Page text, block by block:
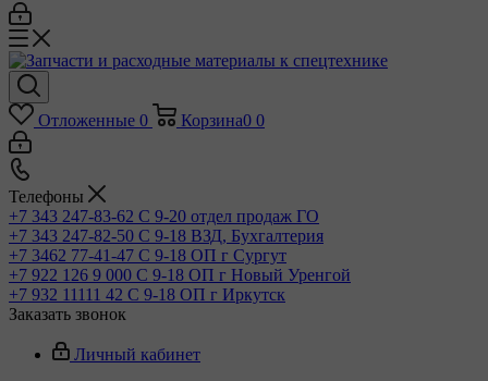
Отложенные 0 Корзина0 0
Телефоны
+7 343 247-83-62 С 9-20 отдел продаж ГО
+7 343 247-82-50 С 9-18 ВЗД, Бухгалтерия
+7 3462 77-41-47 С 9-18 ОП г Сургут
+7 922 126 9 000 С 9-18 ОП г Новый Уренгой
+7 932 11111 42 С 9-18 ОП г Иркутск
Заказать звонок
Личный кабинет